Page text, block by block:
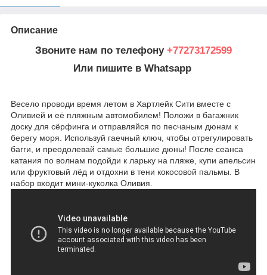
Описание
Звоните нам по телефону +77273172599
Или пишите в Whatsapp
Весело проводи время летом в Хартлейк Сити вместе с
Оливией и её пляжным автомобилем! Положи в багажник
доску для сёрфинга и отправляйся по песчаным дюнам к
берегу моря. Используй гаечный ключ, чтобы отрегулировать
багги, и преодолевай самые большие дюны! После сеанса
катания по волнам подойди к ларьку на пляже, купи апельсин
или фруктовый лёд и отдохни в тени кокосовой пальмы. В
набор входит мини-куколка Оливия.